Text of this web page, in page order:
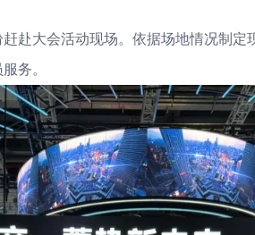
赴大会活动现场。依据场地情况制定
务。